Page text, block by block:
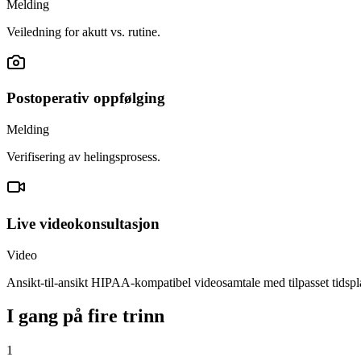
Melding
Veiledning for akutt vs. rutine.
Postoperativ oppfølging
Melding
Verifisering av helingsprosess.
Live videokonsultasjon
Video
Ansikt-til-ansikt HIPAA-kompatibel videosamtale med tilpasset
I gang på fire trinn
1